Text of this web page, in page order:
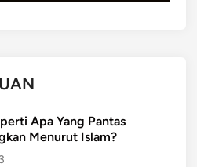
Apa Yang Pantas
Menurut Islam?